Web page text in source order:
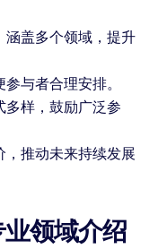
涵盖多个领域，提升
与者合理安排。
多样，鼓励广泛参
，推动未来持续发展
领域介绍